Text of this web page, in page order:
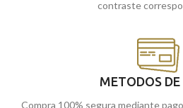
contraste
METODOS DE
Compra 100% segura mediante